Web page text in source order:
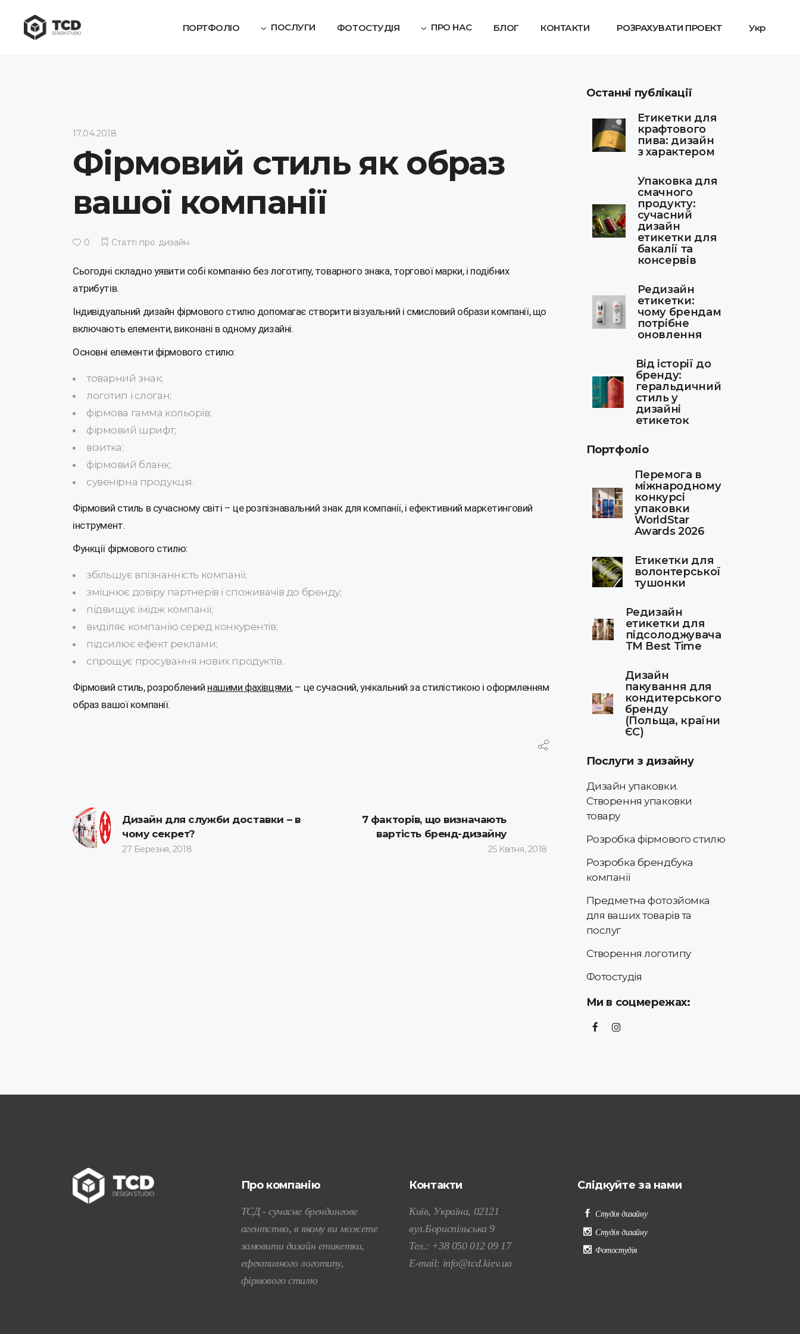
ПОРТФОЛІО ПОСЛУГИ ФОТОСТУДІЯ ПРО НАС БЛОГ КОНТАКТИ РОЗРАХУВАТИ ПРОЕКТ Укр
17.04.2018
Фірмовий стиль як образ
вашої компанії
0 Статті про дизайн
Сьогодні складно уявити собі компанію без логотипу, товарного знака, торгової марки, і подібних
атрибутів.
Індивідуальний дизайн фірмового стилю допомагає створити візуальний і смисловий образи компанії, що
включають елементи, виконані в одному дизайні.
Основні елементи фірмового стилю:
товарний знак;
логотип і слоган;
фірмова гамма кольорів;
фірмовий шрифт;
візитка;
фірмовий бланк;
сувенірна продукція.
Фірмовий стиль в сучасному світі – це розпізнавальний знак для компанії, і ефективний маркетинговий
інструмент.
Функції фірмового стилю:
збільшує впізнанність компанії;
зміцнює довіру партнерів і споживачів до бренду;
підвищує імідж компанії;
виділяє компанію серед конкурентів;
підсилює ефект реклами;
спрощує просування нових продуктів.
Фірмовий стиль, розроблений нашими фахівцями, – це сучасний, унікальний за стилістикою і оформленням
образ вашої компанії.
Дизайн для служби доставки – в
чому секрет?
27 Березня, 2018
7 факторів, що визначають
вартість бренд-дизайну
25 Квітня, 2018
Останні публікації
Етикетки для
крафтового
пива: дизайн
з характером
Упаковка для
смачного
продукту:
сучасний
дизайн
етикетки для
бакалії та
консервів
Редизайн
етикетки:
чому брендам
потрібне
оновлення
Від історії до
бренду:
геральдичний
стиль у
дизайні
етикеток
Портфоліо
Перемога в
міжнародному
конкурсі
упаковки
WorldStar
Awards 2026
Етикетки для
волонтерської
тушонки
Редизайн
етикетки для
підсолоджувача
ТМ Best Time
Дизайн
пакування для
кондитерського
бренду
(Польща, країни
ЄС)
Послуги з дизайну
Дизайн упаковки.
Створення упаковки
товару
Розробка фірмового стилю
Розробка брендбука
компанії
Предметна фотозйомка
для ваших товарів та
послуг
Створення логотипу
Фотостудія
Ми в соцмережах:
Про компанію
ТСД - сучасне брендингове
агентство, в якому ви можете
замовити дизайн етикетки,
ефективного логотипу,
фірмового стилю
Контакти
Київ, Україна, 02121
вул.Бориспільська 9
Тел.: +38 050 012 09 17
E-mail: info@tcd.kiev.ua
Слідкуйте за нами
Студія дизайну
Студія дизайну
Фотостудія